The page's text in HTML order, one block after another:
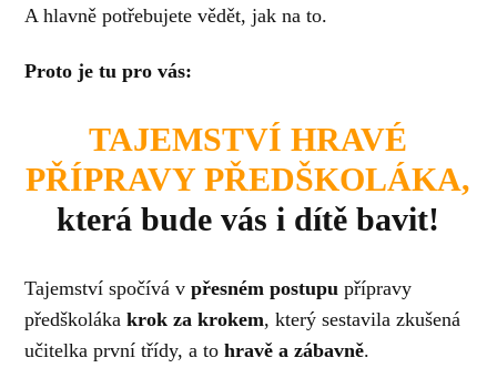
A hlavně potřebujete vědět, jak na to.
Proto je tu pro vás:
TAJEMSTVÍ HRAVÉ
PŘÍPRAVY PŘEDŠKOLÁKA,
která bude vás i dítě bavit!
Tajemství spočívá vpřesném postupupřípravy
předškoláka krok za krokem, který sestavila zkušená
učitelka první třídy, a tohravě a zábavně.